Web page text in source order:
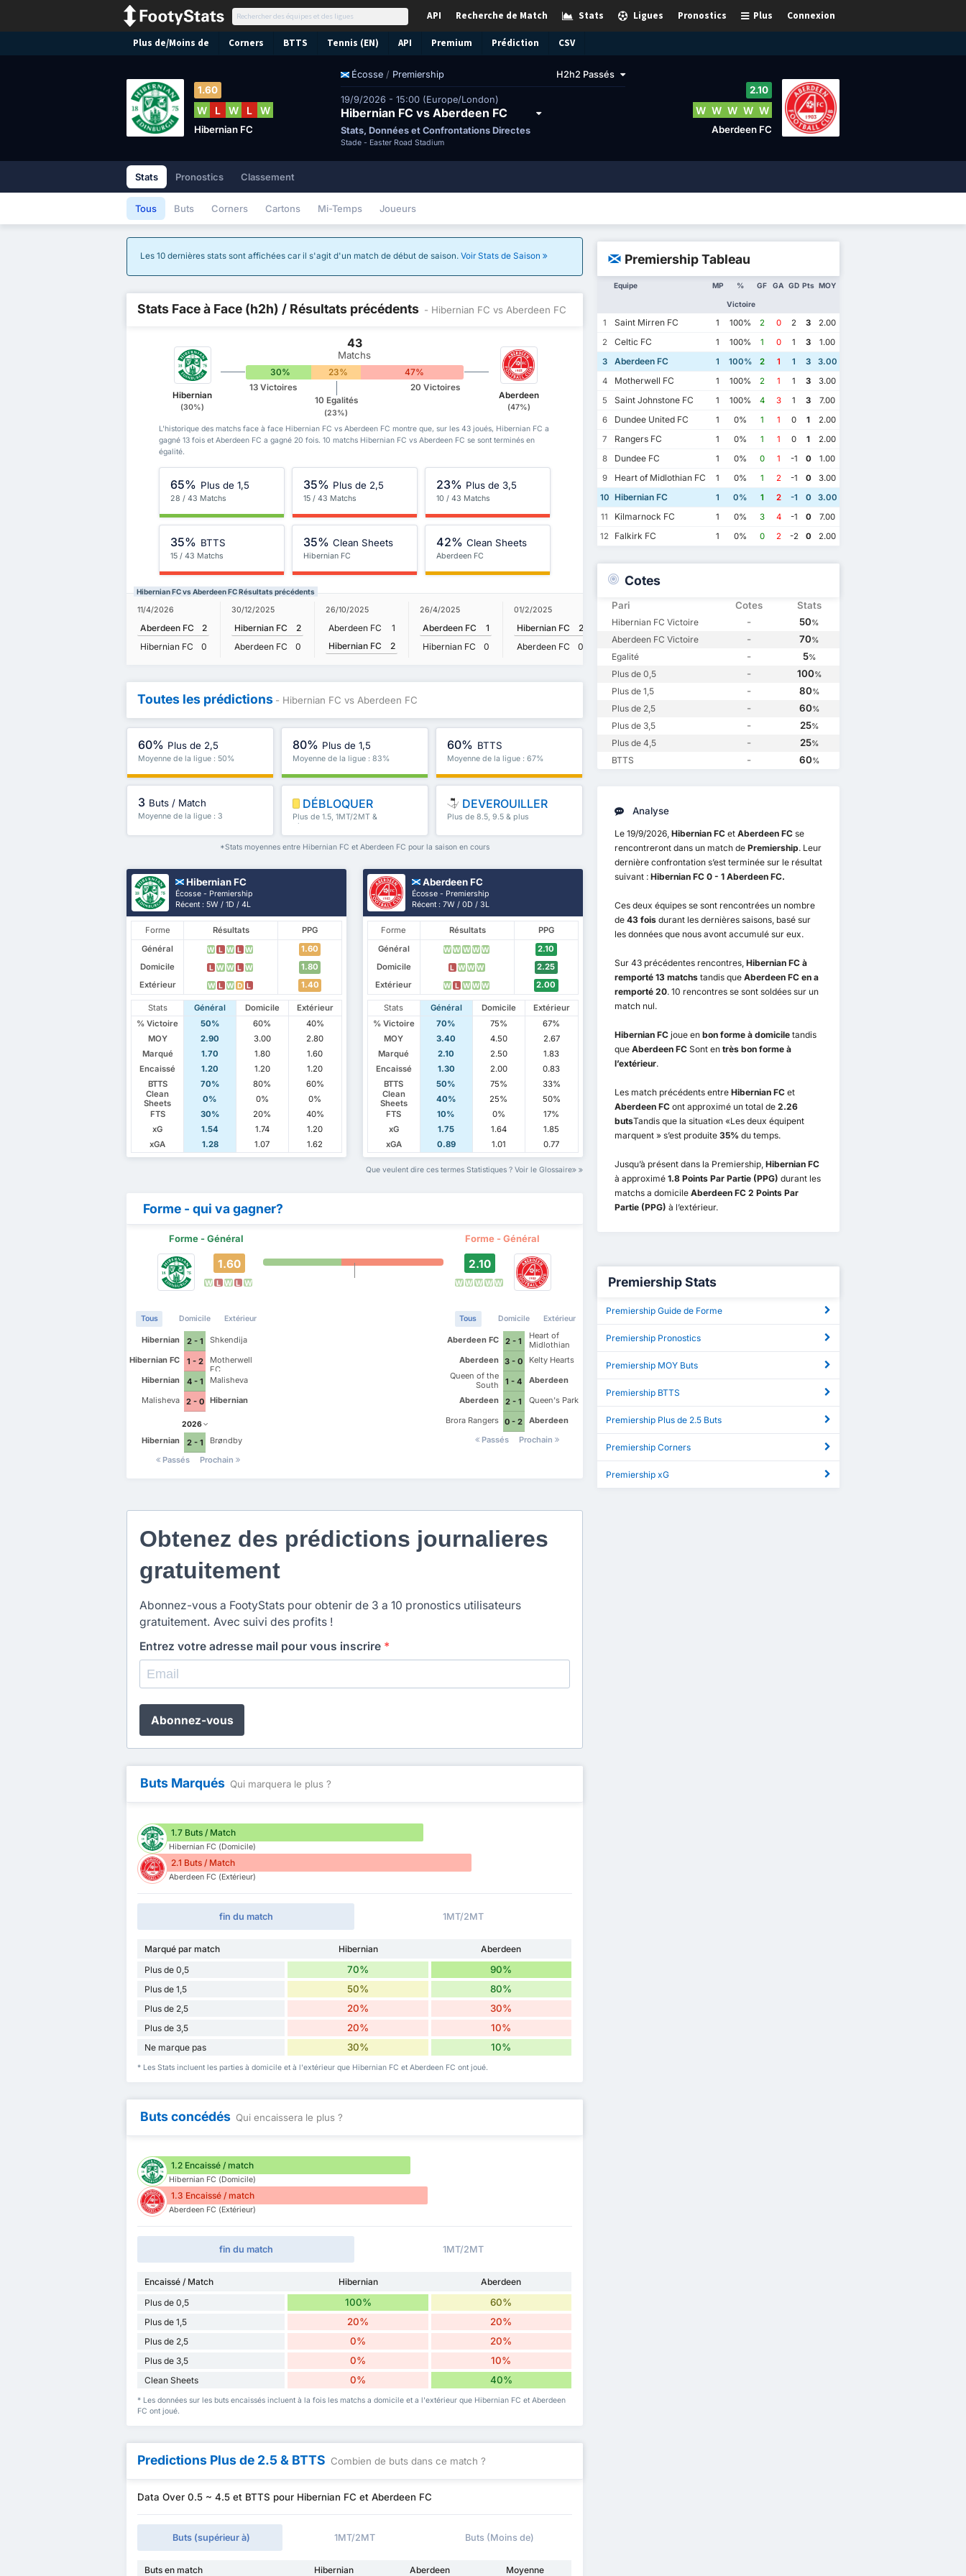
Connexion
Plus
Pronostics
Ligues
Stats
Recherche de Match
API
Plus de/Moins de Corners BTTS Tennis (EN) API Premium Prédiction CSV
Écosse / Premiership H2h2 Passés
19/9/2026 - 15:00 (Europe/London)
Hibernian FC vs Aberdeen FC
Stats, Données et Confrontations Directes
Stade - Easter Road Stadium
1.60
W L W L W
Hibernian FC
2.10
W W W W W
Aberdeen FC
Stats Pronostics Classement
Tous Buts Corners Cartons Mi-Temps Joueurs
Les 10 dernières stats sont affichées car il s'agit d'un match de début de saison. Voir Stats de Saison
Stats Face à Face (h2h) / Résultats précédents - Hibernian FC vs Aberdeen FC
Hibernian
(30%)
43
Matchs
30% 23% 47%
13 Victoires
10 Egalités
(23%)
20 Victoires
Aberdeen
(47%)
L'historique des matchs face à face Hibernian FC vs Aberdeen FC montre que, sur les 43 joués, Hibernian FC a
gagné 13 fois et Aberdeen FC a gagné 20 fois. 10 matchs Hibernian FC vs Aberdeen FC se sont terminés en
égalité.
65% Plus de 1,5
28 / 43 Matchs
35% Plus de 2,5
15 / 43 Matchs
23% Plus de 3,5
10 / 43 Matchs
35% BTTS
15 / 43 Matchs
35% Clean Sheets
Hibernian FC
42% Clean Sheets
Aberdeen FC
Hibernian FC vs Aberdeen FC Résultats précédents
11/4/2026
Aberdeen FC
2
Hibernian FC
0
30/12/2025
Hibernian FC
2
Aberdeen FC
0
26/10/2025
Aberdeen FC
1
Hibernian FC
2
26/4/2025
Aberdeen FC
1
Hibernian FC
0
01/2/2025
Hibernian FC
2
Aberdeen FC
0
21/12/2024
Aberdeen FC
1
Hibernian FC
3
26/11/2024 12/5/2024
Hibernian FC
Aberdeen FC
Toutes les prédictions - Hibernian FC vs Aberdeen FC
60% Plus de 2,5
Moyenne de la ligue : 50%
80% Plus de 1,5
Moyenne de la ligue : 83%
60% BTTS
Moyenne de la ligue : 67%
3 Buts / Match
Moyenne de la ligue : 3
DÉBLOQUER
Plus de 1.5, 1MT/2MT &
plus
DEVEROUILLER
Plus de 8.5, 9.5 & plus
*Stats moyennes entre Hibernian FC et Aberdeen FC pour la saison en cours
Hibernian FC
Écosse - Premiership
Récent : 5W / 1D / 4L
Forme Résultats
PPG
Général
W L W L W
1.60
Domicile
L W W L W
1.80
Extérieur
W L W D L 1.40
Stats Général Domicile
Extérieur
% Victoire
50% 60%
40%
MOY
2.90 3.00
2.80
Marqué
1.70 1.80
1.60
Encaissé
1.20 1.20
1.20
BTTS
70% 80%
60%
Clean
Sheets
0% 0%
0%
FTS
30% 20%
40%
xG
1.54 1.74
1.20
xGA
1.28 1.07 1.62
Aberdeen FC
Écosse - Premiership
Récent : 7W / 0D / 3L
Forme Résultats
PPG
Général
W W W W W
2.10
Domicile
L W W W
2.25
Extérieur
W L W W W 2.00
Stats Général Domicile
Extérieur
% Victoire
70% 75%
67%
MOY
3.40 4.50
2.67
Marqué
2.10 2.50
1.83
Encaissé
1.30 2.00
0.83
BTTS
50% 75%
33%
Clean
Sheets
40% 25%
50%
FTS
10% 0%
17%
xG
1.75 1.64
1.85
xGA
0.89 1.01 0.77
Que veulent dire ces termes Statistiques ? Voir le Glossaire
Forme - qui va gagner?
Forme - Général Forme - Général
1.60
W L W L W
Tous Domicile Extérieur
Hibernian 2 - 1
Shkendija
Hibernian FC
1 - 2
Motherwell
FC
Hibernian
4 - 1
Malisheva
Malisheva
2 - 0 Hibernian
2026
Hibernian 2 - 1
Brøndby
Passés
Prochain
2.10
W W W W W
Tous Domicile Extérieur
Aberdeen FC 2 - 1
Heart of
Midlothian
Aberdeen 3 - 0
Kelty Hearts
Queen of the
South
1 - 4
Aberdeen
Aberdeen
2 - 1
Queen's Park
Brora Rangers 0 - 2
Aberdeen
Passés
Prochain
Obtenez des prédictions journalieres
gratuitement
Abonnez-vous a FootyStats pour obtenir de 3 a 10 pronostics utilisateurs
gratuitement. Avec suivi des profits !
Entrez votre adresse mail pour vous inscrire *
Abonnez-vous
Buts Marqués Qui marquera le plus ?
1.7 Buts / Match
Hibernian FC (Domicile)
2.1 Buts / Match
Aberdeen FC (Extérieur)
fin du match 1MT/2MT
Marqué par match Hibernian
Aberdeen
Plus de 0,5
70% 90%
Plus de 1,5 50% 80%
Plus de 2,5 20% 30%
Plus de 3,5 20% 10%
Ne marque pas 30% 10%
* Les Stats incluent les parties à domicile et à l'extérieur que Hibernian FC et Aberdeen FC ont joué.
Buts concédés Qui encaissera le plus ?
1.2 Encaissé / match
Hibernian FC (Domicile)
1.3 Encaissé / match
Aberdeen FC (Extérieur)
fin du match 1MT/2MT
Encaissé / Match Hibernian
Aberdeen
Plus de 0,5
100% 60%
Plus de 1,5 20% 20%
Plus de 2,5 0% 20%
Plus de 3,5 0% 10%
Clean Sheets 0% 40%
* Les données sur les buts encaissés incluent à la fois les matchs a domicile et a l'extérieur que Hibernian FC et Aberdeen
FC ont joué.
Predictions Plus de 2.5 & BTTS Combien de buts dans ce match ?
Data Over 0.5 ~ 4.5 et BTTS pour Hibernian FC et Aberdeen FC
Buts (supérieur à) 1MT/2MT Buts (Moins de)
Buts en match Hibernian Aberdeen Moyenne
Premiership Tableau
Equipe MP %
Victoire
GF GA GD Pts MOY
1 Saint Mirren FC 1 100% 2 0 2 3
2.00
2
Celtic FC 1 100% 1 0 1 3
1.00
3
Aberdeen FC 1 100% 2 1 1 3
3.00
4
Motherwell FC 1 100% 2 1 1 3
3.00
5
Saint Johnstone FC 1 100% 4 3 1 3
7.00
6
Dundee United FC 1 0% 1 1 0 1
2.00
7
Rangers FC 1 0% 1 1 0 1
2.00
8
Dundee FC 1 0% 0 1 -1 0
1.00
9
Heart of Midlothian FC 1 0% 1 2 -1 0
3.00
10 Hibernian FC 1 0% 1 2 -1 0
3.00
11
Kilmarnock FC 1 0% 3 4 -1 0
7.00
12
Falkirk FC 1 0% 0 2 -2 0 2.00
Cotes
Pari Cotes Stats
Hibernian FC Victoire - 50%
Aberdeen FC Victoire - 70%
Egalité - 5%
Plus de 0,5 - 100%
Plus de 1,5 - 80%
Plus de 2,5 - 60%
Plus de 3,5 - 25%
Plus de 4,5 - 25%
BTTS - 60%
Analyse
Le 19/9/2026, Hibernian FCet Aberdeen FCse
rencontreront dans un match de Premiership. Leur
dernière confrontation s’est terminée sur le résultat
suivant : Hibernian FC 0 - 1 Aberdeen FC.
Ces deux équipes se sont rencontrées un nombre
de 43 foisdurant les dernières saisons, basé sur
les données que nous avont accumulé sur eux.
Sur 43 précédentes rencontres, Hibernian FC à
remporté 13 matchstandis que Aberdeen FC en a
remporté 20. 10 rencontres se sont soldées sur un
match nul.
Hibernian FCjoue en bon forme à domiciletandis
que Aberdeen FCSont en très bon forme à
l’extérieur.
Les match précédents entre Hibernian FCet
Aberdeen FCont approximé un total de 2.26
butsTandis que la situation «Les deux équipent
marquent » s’est produite 35% du temps.
Jusqu’à présent dans la Premiership, Hibernian FC
à approximé 1.8 Points Par Partie (PPG) durant les
matchs a domicile Aberdeen FC 2 Points Par
Partie (PPG) à l’extérieur.
Premiership Stats
Premiership Guide de Forme
Premiership Pronostics
Premiership MOY Buts
Premiership BTTS
Premiership Plus de 2.5 Buts
Premiership Corners
Premiership xG